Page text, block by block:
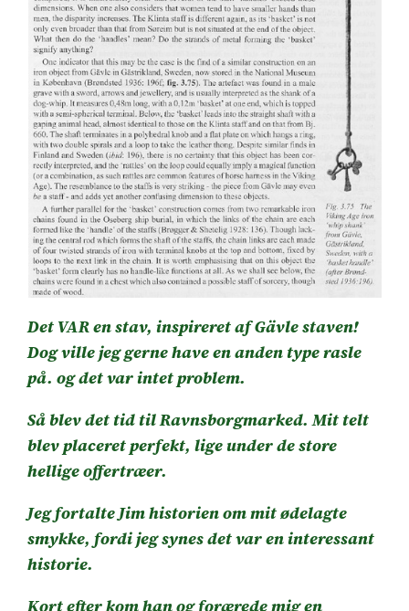
Det VAR en stav, inspireret af Gävle staven!
Dog ville jeg gerne have en anden type rasle
på. og det var intet problem.
Så blev det tid til Ravnsborgmarked. Mit telt
blev placeret perfekt, lige under de store
hellige offertræer.
Jeg fortalte Jim historien om mit ødelagte
smykke, fordi jeg synes det var en interessant
historie.
Kort efter kom han og forærede mig en